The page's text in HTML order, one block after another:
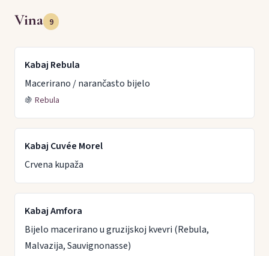
Vina 9
Kabaj Rebula
Macerirano / narančasto bijelo
🍇 Rebula
Kabaj Cuvée Morel
Crvena kupaža
Kabaj Amfora
Bijelo macerirano u gruzijskoj kvevri (Rebula,
Malvazija, Sauvignonasse)